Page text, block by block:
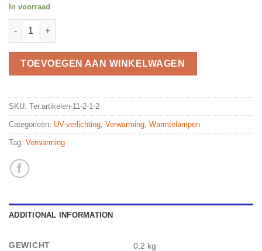
In voorraad
Rep Tech HID UV lamp 35 watt quantity
TOEVOEGEN AAN WINKELWAGEN
SKU: Ter.artikelen-11-2-1-2
Categorieën: UV-verlichting Verwarming Warmtelampen
Tag: Verwarming
ADDITIONAL INFORMATION
GEWICHT
0,2 kg